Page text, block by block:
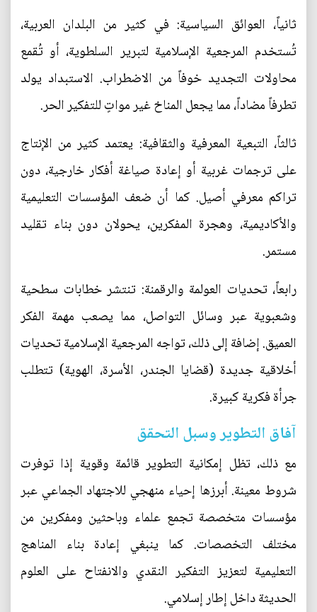
ثانياً، العوائق السياسية: في كثير من البلدان العربية،
تُستخدم المرجعية الإسلامية لتبرير السلطوية، أو تُقمع
محاولات التجديد خوفاً من الاضطراب. الاستبداد يولد
تطرفاً مضاداً، مما يجعل المناخ غير مواتٍ للتفكير الحر.
ثالثاً، التبعية المعرفية والثقافية: يعتمد كثير من الإنتاج
على ترجمات غربية أو إعادة صياغة أفكار خارجية، دون
تراكم معرفي أصيل. كما أن ضعف المؤسسات التعليمية
والأكاديمية، وهجرة المفكرين، يحولان دون بناء تقليد
مستمر.
رابعاً، تحديات العولمة والرقمنة: تنتشر خطابات سطحية
وشعبوية عبر وسائل التواصل، مما يصعب مهمة الفكر
العميق. إضافة إلى ذلك، تواجه المرجعية الإسلامية تحديات
أخلاقية جديدة (قضايا الجندر، الأسرة، الهوية) تتطلب
جرأة فكرية كبيرة.
آفاق التطوير وسبل التحقق
مع ذلك، تظل إمكانية التطوير قائمة وقوية إذا توفرت
شروط معينة. أبرزها إحياء منهجي للاجتهاد الجماعي عبر
مؤسسات متخصصة تجمع علماء وباحثين ومفكرين من
مختلف التخصصات. كما ينبغي إعادة بناء المناهج
التعليمية لتعزيز التفكير النقدي والانفتاح على العلوم
الحديثة داخل إطار إسلامي.